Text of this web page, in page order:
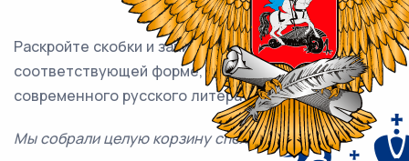
Раскройте скобки и запишите слово «вишня» в
соответствующей форме, соблюдая нормы
современного русского литературного языка.
Мы собрали целую корзину спелых (вишня).